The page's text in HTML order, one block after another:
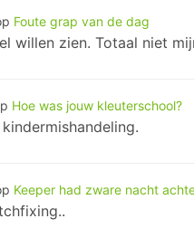
Foute grap van de dag
willen zien. Totaal niet
Hoe was jouw kleuterschool?
Keeper had zware nacht